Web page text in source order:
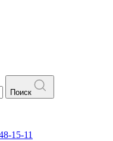
Поиск
15-11